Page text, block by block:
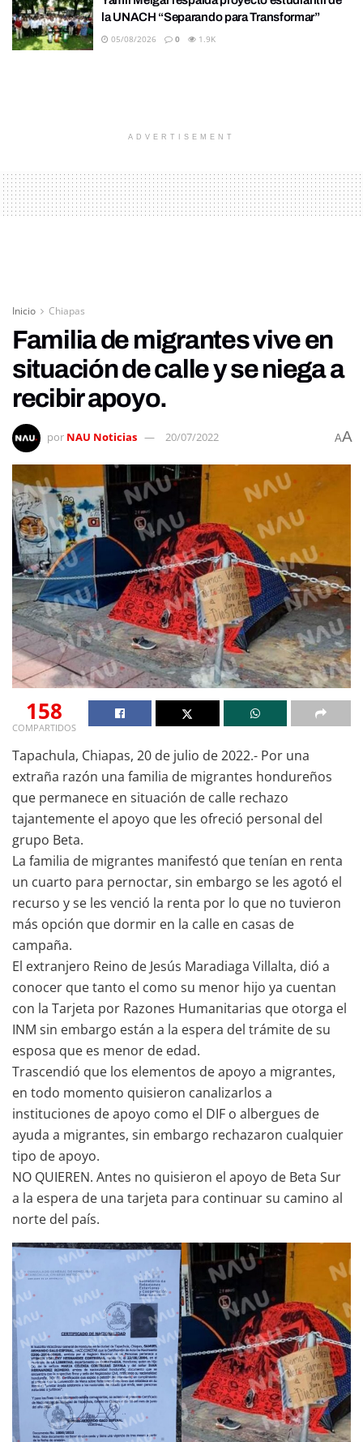
la UNACH “Separando para Transformar”
05/08/2026 0 1.9K
ADVERTISEMENT
Inicio Chiapas
Familia de migrantes vive en
situación de calle y se niega a
recibir apoyo.
por NAU Noticias 20/07/2022 AA
158
COMPARTIDOS
Tapachula, Chiapas, 20 de julio de 2022.- Por una
extraña razón una familia de migrantes hondureños
que permanece en situación de calle rechazo
tajantemente el apoyo que les ofreció personal del
grupo Beta.
La familia de migrantes manifestó que tenían en renta
un cuarto para pernoctar, sin embargo se les agotó el
recurso y se les venció la renta por lo que no tuvieron
más opción que dormir en la calle en casas de
campaña.
El extranjero Reino de Jesús Maradiaga Villalta, dió a
conocer que tanto el como su menor hijo ya cuentan
con la Tarjeta por Razones Humanitarias que otorga el
INM sin embargo están a la espera del trámite de su
esposa que es menor de edad.
Trascendió que los elementos de apoyo a migrantes,
en todo momento quisieron canalizarlos a
instituciones de apoyo como el DIF o albergues de
ayuda a migrantes, sin embargo rechazaron cualquier
tipo de apoyo.
NO QUIEREN. Antes no quisieron el apoyo de Beta Sur
a la espera de una tarjeta para continuar su camino al
norte del país.